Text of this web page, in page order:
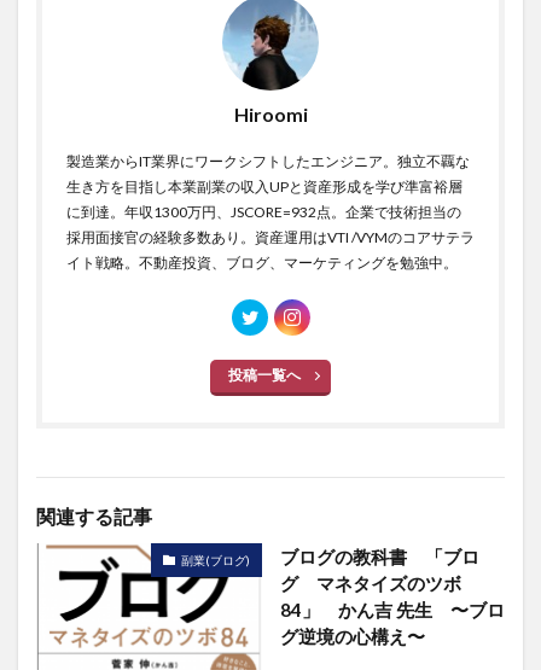
Hiroomi
製造業からIT業界にワークシフトしたエンジニア。独立不覊な
生き方を目指し本業副業の収入UPと資産形成を学び準富裕層
に到達。年収1300万円、JSCORE=932点。企業で技術担当の
採用面接官の経験多数あり。資産運用はVTI /VYMのコアサテラ
イト戦略。不動産投資、ブログ、マーケティングを勉強中。
投稿一覧へ
関連する記事
副業(ブログ)
ブログの教科書 「ブロ
グ マネタイズのツボ
84」 かん吉 先生 〜ブロ
グ逆境の心構え〜